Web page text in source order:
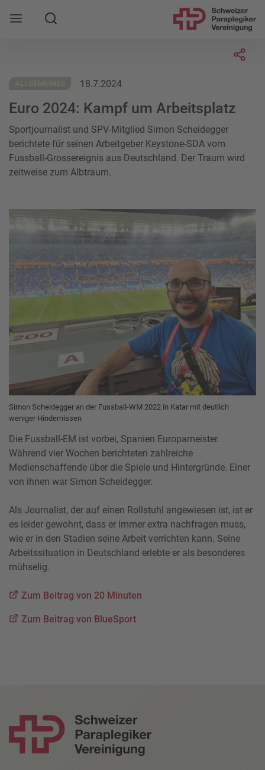
Mobile Navigation öffnen
Suche
ALLGEMEINES 18.7.2024
Euro 2024: Kampf um Arbeitsplatz
Sportjournalist und SPV-Mitglied Simon Scheidegger
berichtete für seinen Arbeitgeber Keystone-SDA vom
Fussball-Grossereignis aus Deutschland. Der Traum wird
zeitweise zum Albtraum.
Simon Scheidegger an der Fussball-WM 2022 in Katar mit deutlich
weniger Hindernissen
Die Fussball-EM ist vorbei, Spanien Europameister.
Während vier Wochen berichteten zahlreiche
Medienschaffende über die Spiele und Hintergründe. Einer
von ihnen war Simon Scheidegger.
Als Journalist, der auf einen Rollstuhl angewiesen ist, ist er
es leider gewohnt, dass er immer extra nachfragen muss,
wie er in den Stadien seine Arbeit verrichten kann. Seine
Arbeitssituation in Deutschland erlebte er als besonderes
mühselig.
Zum Beitrag von 20 Minuten
Zum Beitrag von BlueSport